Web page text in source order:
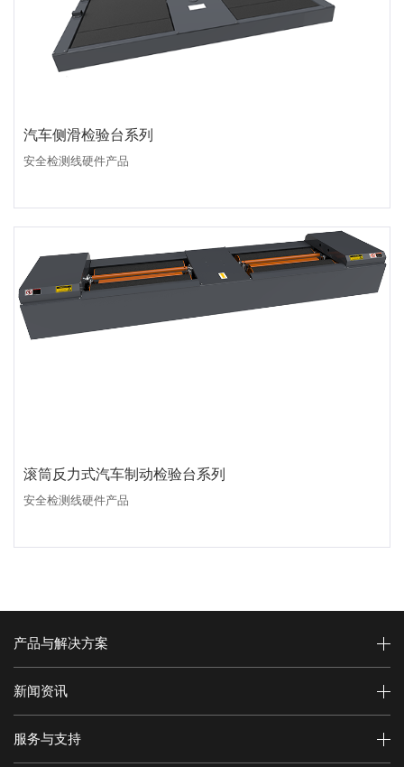
汽车侧滑检验台系列
安全检测线硬件产品
滚筒反力式汽车制动检验台系列
安全检测线硬件产品
产品与解决方案
新闻资讯
服务与支持